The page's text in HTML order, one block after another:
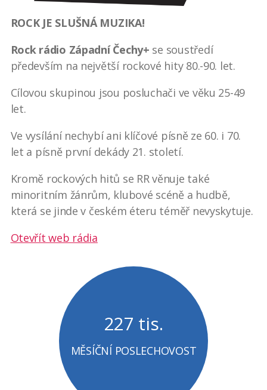
ROCK JE SLUŠNÁ MUZIKA!
Rock rádio Západní Čechy+ se soustředí
především na největší rockové hity 80.-90. let.
Cílovou skupinou jsou posluchači ve věku 25-49
let.
Ve vysílání nechybí ani klíčové písně ze 60. i 70.
let a písně první dekády 21. století.
Kromě rockových hitů se RR věnuje také
minoritním žánrům, klubové scéně a hudbě,
která se jinde v českém éteru téměř nevyskytuje.
Otevřít web rádia
227 tis.
MĚSÍČNÍ POSLECHOVOST